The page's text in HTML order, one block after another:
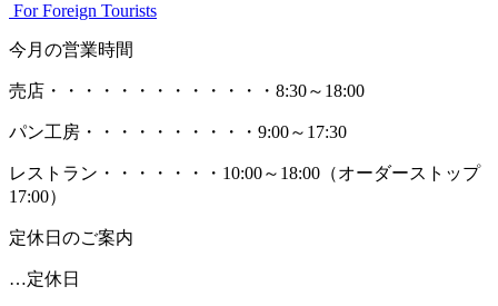
For Foreign Tourists
今月の営業時間
売店 ・・・・・・・・・・・・・ 8:30～18:00
パン工房 ・・・・・・・・・・ 9:00～17:30
レストラン ・・・・・・・ 10:00～18:00 （オーダーストップ
17:00）
定休日のご案内
…定休日